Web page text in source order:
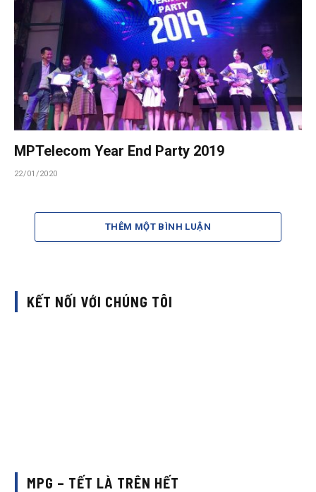
MPTelecom Year End Party 2019
22/01/2020
THÊM MỘT BÌNH LUẬN
KẾT NỐI VỚI CHÚNG TÔI
MPG – TẾT LÀ TRÊN HẾT